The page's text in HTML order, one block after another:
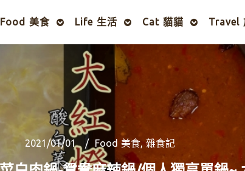
Food 美食 Life 生活 Cat 貓貓 Travel
2021/01/01 Food 美食, 雜食記